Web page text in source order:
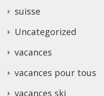
suisse
Uncategorized
vacances
vacances pour tous
vacances ski